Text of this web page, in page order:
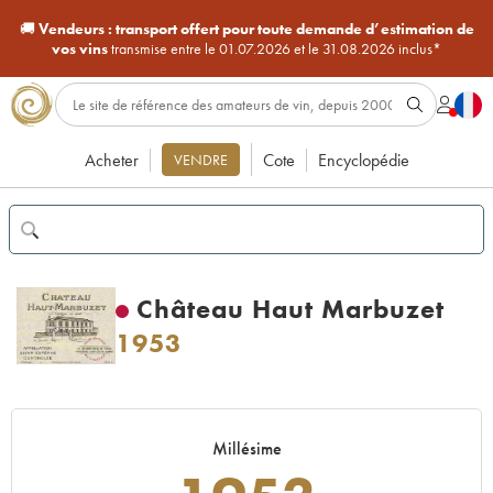
🚚Vendeurs : transport offert pour toute demande d’estimation de
vos vinstransmise entre le 01.07.2026 et le 31.08.2026 inclus*
Acheter VENDRE Cote Encyclopédie
Château Haut Marbuzet
1953
Millésime